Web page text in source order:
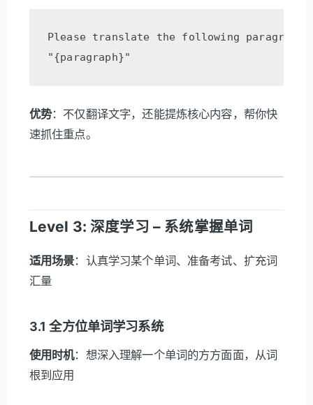
Please translate the following paragraph
优势：不仅翻译文字，还能提炼核心内容，帮你快
速抓住重点。
Level 3: 深度学习 – 系统掌握单词
适用场景：认真学习某个单词、准备考试、扩充词
汇量
3.1 全方位单词学习系统
使用时机：想深入理解一个单词的方方面面，从词
根到应用